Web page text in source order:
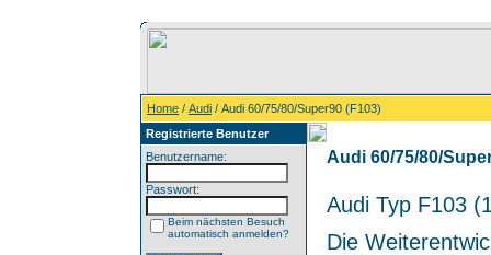
Home / Audi / Audi 60/75/80/Super90 (F103)
Registrierte Benutzer
Benutzername:
Passwort:
Beim nächsten Besuch
automatisch anmelden?
Audi 60/75/80/
Audi Typ F103
Die